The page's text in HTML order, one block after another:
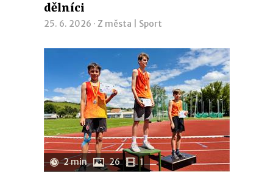
dělníci
25. 6. 2026 · Z města Sport
2 min 26 1